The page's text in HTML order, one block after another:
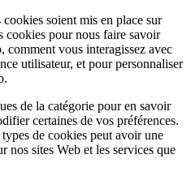
soient mis en place sur
cookies pour nous faire savoir
comment vous interagissez avec
utilisateur, et pour personnaliser
de la catégorie pour en savoir
certaines de vos préférences.
de cookies peut avoir une
nos sites Web et les services que